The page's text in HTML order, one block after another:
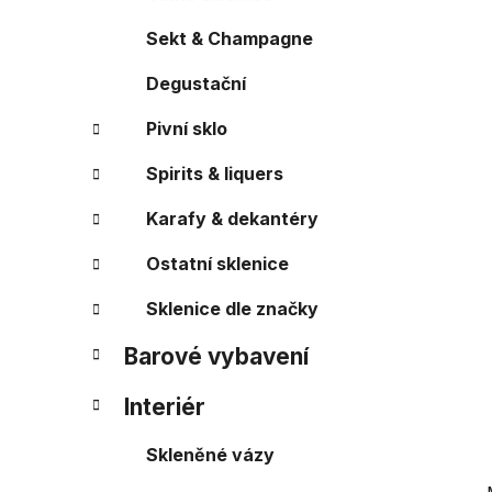
í
a
e
l
o
Sekt & Champagne
Degustační
Pivní sklo
Spirits & liquers
Karafy & dekantéry
Ostatní sklenice
Sklenice dle značky
Barové vybavení
Interiér
Skleněné vázy